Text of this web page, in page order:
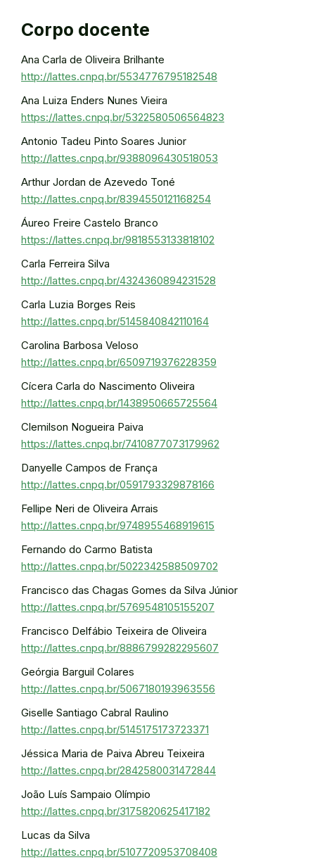
Corpo docente
Ana Carla de Oliveira Brilhante
http://lattes.cnpq.br/5534776795182548
Ana Luiza Enders Nunes Vieira
https://lattes.cnpq.br/5322580506564823
Antonio Tadeu Pinto Soares Junior
http://lattes.cnpq.br/9388096430518053
Arthur Jordan de Azevedo Toné
http://lattes.cnpq.br/8394550121168254
Áureo Freire Castelo Branco
https://lattes.cnpq.br/9818553133818102
Carla Ferreira Silva
http://lattes.cnpq.br/4324360894231528
Carla Luzia Borges Reis
http://lattes.cnpq.br/5145840842110164
Carolina Barbosa Veloso
http://lattes.cnpq.br/6509719376228359
Cícera Carla do Nascimento Oliveira
http://lattes.cnpq.br/1438950665725564
Clemilson Nogueira Paiva
https://lattes.cnpq.br/7410877073179962
Danyelle Campos de França
http://lattes.cnpq.br/0591793329878166
Fellipe Neri de Oliveira Arrais
http://lattes.cnpq.br/9748955468919615
Fernando do Carmo Batista
http://lattes.cnpq.br/5022342588509702
Francisco das Chagas Gomes da Silva Júnior
http://lattes.cnpq.br/5769548105155207
Francisco Delfábio Teixeira de Oliveira
http://lattes.cnpq.br/8886799282295607
Geórgia Barguil Colares
http://lattes.cnpq.br/5067180193963556
Giselle Santiago Cabral Raulino
http://lattes.cnpq.br/5145175173723371
Jéssica Maria de Paiva Abreu Teixeira
http://lattes.cnpq.br/2842580031472844
João Luís Sampaio Olímpio
http://lattes.cnpq.br/3175820625417182
Lucas da Silva
http://lattes.cnpq.br/5107720953708408